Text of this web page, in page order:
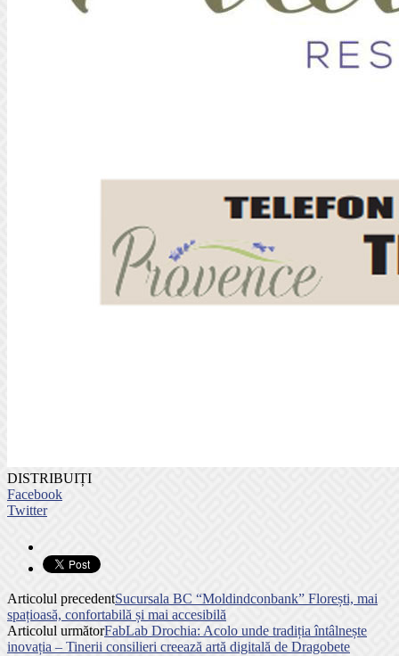
DISTRIBUIȚI
Facebook
Twitter
Articolul precedentSucursala BC “Moldindconbank” Florești, mai
spațioasă, confortabilă și mai accesibilă
Articolul următorFabLab Drochia: Acolo unde tradiția întâlnește
inovația – Tinerii consilieri creează artă digitală de Dragobete